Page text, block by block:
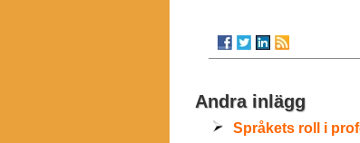
Andra inlägg
Språkets roll i